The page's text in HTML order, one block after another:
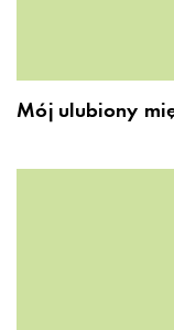
Mój ulubiony